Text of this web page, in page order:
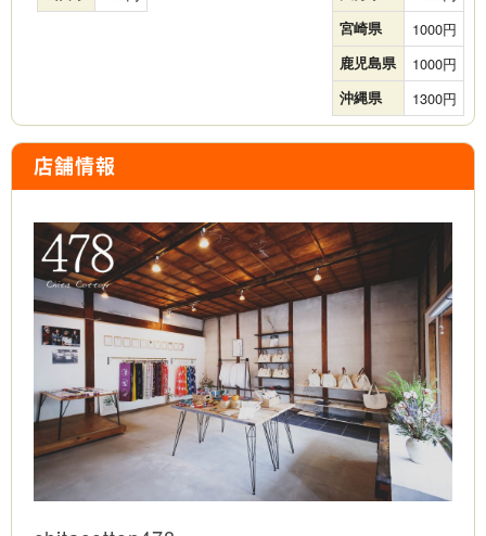
宮崎県 1000
鹿児島県 1000
沖縄県 1300
店舗情報